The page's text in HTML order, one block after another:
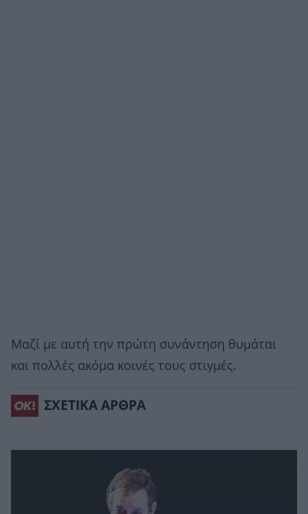
Μαζί με αυτή την πρώτη συνάντηση θυμάται
και πολλές ακόμα κοινές τους στιγμές.
ΣΧΕΤΙΚΑ ΑΡΘΡΑ